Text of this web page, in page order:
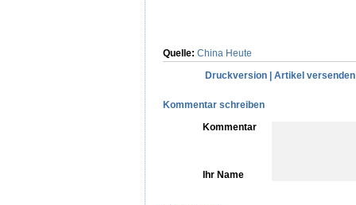
Quelle: China Heute
Druckversion
Artikel versenden
Kommentar schreiben
Kommentar
Ihr Name